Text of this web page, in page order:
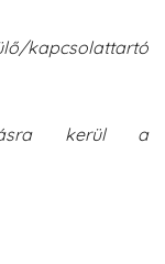
kapcsolattartó
kerül a